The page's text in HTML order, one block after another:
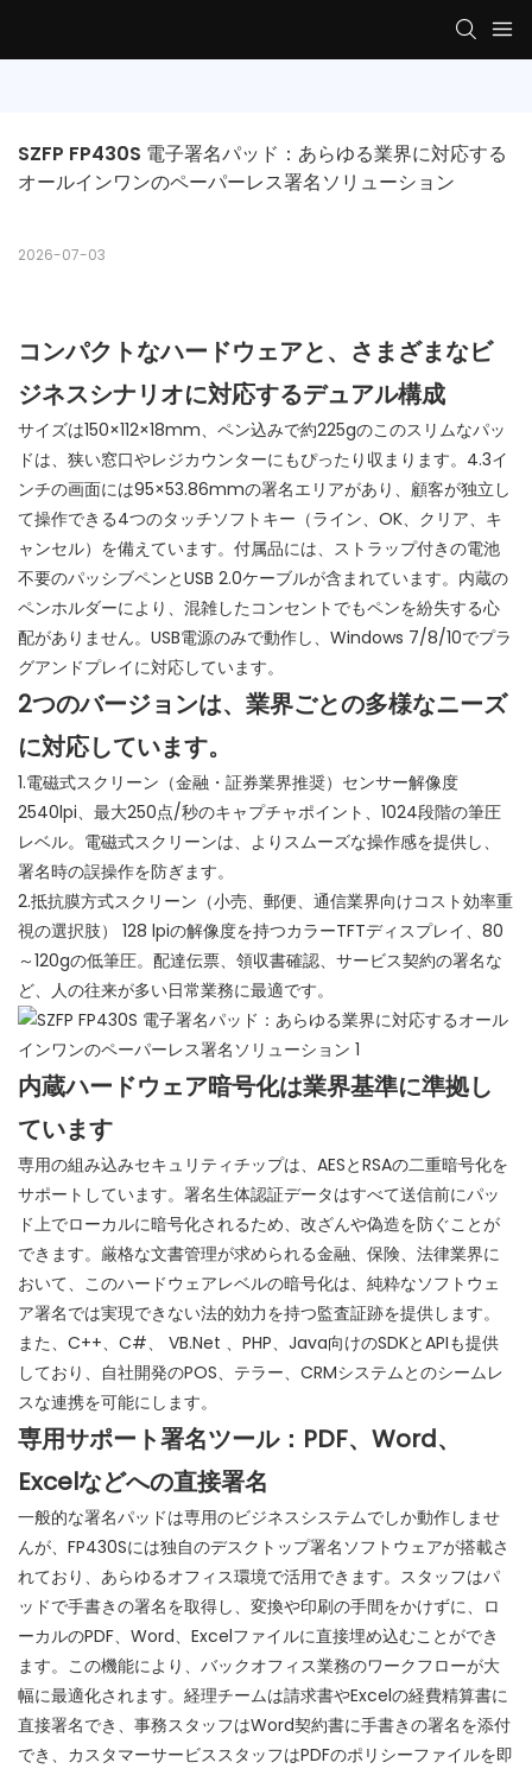
SZFP FP430S 電子署名パッド：あらゆる業界に対応する
オールインワンのペーパーレス署名ソリューション
2026-07-03
コンパクトなハードウェアと、さまざまなビ
ジネスシナリオに対応するデュアル構成
サイズは150×112×18mm、ペン込みで約225gのこのスリムなパッ
ドは、狭い窓口やレジカウンターにもぴったり収まります。4.3イ
ンチの画面には95×53.86mmの署名エリアがあり、顧客が独立し
て操作できる4つのタッチソフトキー（ライン、OK、クリア、キ
ャンセル）を備えています。付属品には、ストラップ付きの電池
不要のパッシブペンとUSB 2.0ケーブルが含まれています。内蔵の
ペンホルダーにより、混雑したコンセントでもペンを紛失する心
配がありません。USB電源のみで動作し、Windows 7/8/10でプラ
グアンドプレイに対応しています。
2つのバージョンは、業界ごとの多様なニーズ
に対応しています。
1.電磁式スクリーン （金融・証券業界推奨） センサー解像度
2540lpi、最大250点/秒のキャプチャポイント、1024段階の筆圧
レベル。 電磁式スクリーンは、よりスムーズな操作感を提供し、
署名時の誤操作を防ぎます。
2.抵抗膜方式スクリーン （小売、郵便、通信業界向けコスト効率重
視の選択肢）
128 lpiの解像度を持つカラーTFTディスプレイ、80
～120gの低筆圧。配達伝票、領収書確認、サービス契約の署名な
ど​​、人の往来が多い日常業務に最適です。
内蔵ハードウェア暗号化は業界基準に準拠し
ています
専用の組み込みセキュリティチップは、AESとRSAの二重暗号化を
サポートしています。署名生体認証データはすべて送信前にパッ
ド上でローカルに暗号化されるため、改ざんや偽造を防ぐことが
できます。厳格な文書管理が求められる金融、保険、法律業界に
おいて、このハードウェアレベルの暗号化は、純粋なソフトウェ
ア署名では実現できない法的効力を持つ監査証跡を提供します。
また、C++、C#、
VB.Net 、PHP、Java向けのSDKとAPIも提供
しており、自社開発のPOS、テラー、CRMシステムとのシームレ
スな連携を可能にします。
専用サポート署名ツール：PDF、Word、
Excelなどへの直接署名
一般的な署名パッドは専用のビジネスシステムでしか動作しませ
んが、FP430Sには独自のデスクトップ署名ソフトウェアが搭載さ
れており、あらゆるオフィス環境で活用できます。スタッフはパ
ッドで手書きの署名を取得し、変換や印刷の手間をかけずに、ロ
ーカルのPDF、Word、Excelファイルに直接埋め込むことができ
ます。この機能により、バックオフィス業務のワークフローが大
幅に最適化されます。経理チームは請求書やExcelの経費精算書に
直接署名でき、事務スタッフはWord契約書に手書きの署名を添付
でき、カスタマーサービススタッフはPDFのポリシーファイルを即